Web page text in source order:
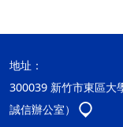
地址：
300039 新竹市東區大
誠信辦公室）